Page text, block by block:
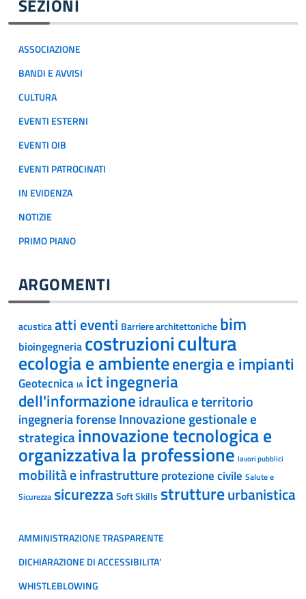
SEZIONI
ASSOCIAZIONE
BANDI E AVVISI
CULTURA
EVENTI ESTERNI
EVENTI OIB
EVENTI PATROCINATI
IN EVIDENZA
NOTIZIE
PRIMO PIANO
ARGOMENTI
acusticaatti eventi Barriere architettoniche bim
bioingegneria costruzionicultura
ecologia e ambienteenergia e impianti
Geotecnica IA ict ingegneria
dell'informazione idraulica e territorio
ingegneria forenseInnovazione gestionale e
strategica innovazione tecnologica e
organizzativala professione lavori pubblici
mobilità e infrastruttureprotezione civile Salute e
Sicurezza sicurezzaSoft Skills struttureurbanistica
AMMINISTRAZIONE TRASPARENTE
DICHIARAZIONE DI ACCESSIBILITA’
WHISTLEBLOWING